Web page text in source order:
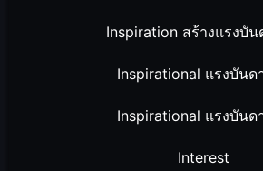
Inspiration สร้างแรงบัน
Inspirational แรงบันด
Inspirational แรงบันด
Interest